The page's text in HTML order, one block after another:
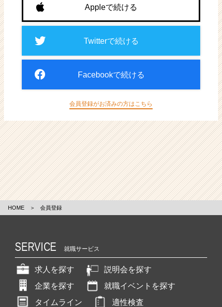
サ
ト
ア
キ
リ
ア
Appleで続ける
Twitterで続ける
Facebookで続ける
会員登録がお済みの方はこちら
HOME ＞ 会員登録
SERVICE 就職サービス
求人を探す
説明会を探す
企業を探す
就職イベントを探す
タイムライン
適性検査